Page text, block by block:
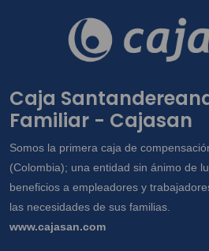
Caja
Familiar - Cajasan
Somos la primera caja de
(Colombia); una entidad sin ánimo de
beneficios a empleadores y
las necesidades de sus familias.
www.cajasan.com